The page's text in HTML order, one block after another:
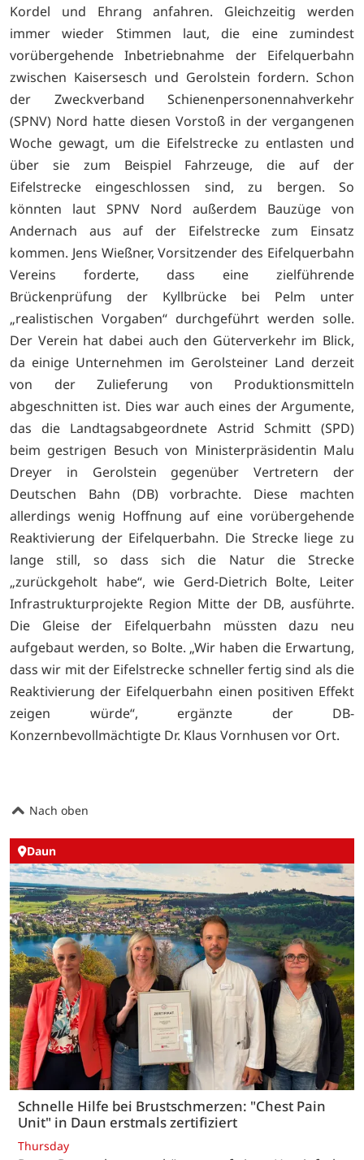
Kordel und Ehrang anfahren. Gleichzeitig werden
immer wieder Stimmen laut, die eine zumindest
vorübergehende Inbetriebnahme der Eifelquerbahn
zwischen Kaisersesch und Gerolstein fordern. Schon
der Zweckverband Schienenpersonennahverkehr
(SPNV) Nord hatte diesen Vorstoß in der vergangenen
Woche gewagt, um die Eifelstrecke zu entlasten und
über sie zum Beispiel Fahrzeuge, die auf der
Eifelstrecke eingeschlossen sind, zu bergen. So
könnten laut SPNV Nord außerdem Bauzüge von
Andernach aus auf der Eifelstrecke zum Einsatz
kommen. Jens Wießner, Vorsitzender des Eifelquerbahn
Vereins forderte, dass eine zielführende
Brückenprüfung der Kyllbrücke bei Pelm unter
„realistischen Vorgaben“ durchgeführt werden solle.
Der Verein hat dabei auch den Güterverkehr im Blick,
da einige Unternehmen im Gerolsteiner Land derzeit
von der Zulieferung von Produktionsmitteln
abgeschnitten ist. Dies war auch eines der Argumente,
das die Landtagsabgeordnete Astrid Schmitt (SPD)
beim gestrigen Besuch von Ministerpräsidentin Malu
Dreyer in Gerolstein gegenüber Vertretern der
Deutschen Bahn (DB) vorbrachte. Diese machten
allerdings wenig Hoffnung auf eine vorübergehende
Reaktivierung der Eifelquerbahn. Die Strecke liege zu
lange still, so dass sich die Natur die Strecke
„zurückgeholt habe“, wie Gerd-Dietrich Bolte, Leiter
Infrastrukturprojekte Region Mitte der DB, ausführte.
Die Gleise der Eifelquerbahn müssten dazu neu
aufgebaut werden, so Bolte. „Wir haben die Erwartung,
dass wir mit der Eifelstrecke schneller fertig sind als die
Reaktivierung der Eifelquerbahn einen positiven Effekt
zeigen würde“, ergänzte der DB-
Konzernbevollmächtigte Dr. Klaus Vornhusen vor Ort.
Nach oben
Daun
Schnelle Hilfe bei Brustschmerzen: "Chest Pain
Unit" in Daun erstmals zertifiziert
Thursday